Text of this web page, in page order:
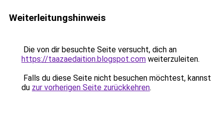
Weiterleitungshinweis
Die von dir besuchte Seite versucht, dich an
https://taazaedaition.blogspot.com weiterzuleiten.
Falls du diese Seite nicht besuchen möchtest, kannst
du zur vorherigen Seite zurückkehren.